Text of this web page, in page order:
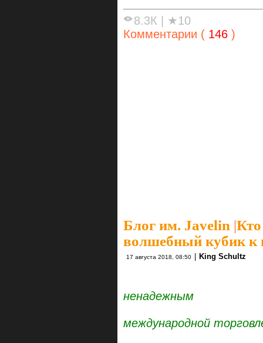
8.3К
★10
Комментарии ( 146 )
Блог им. Javelin |
волшебный кубик к
17 августа 2018, 08:50 King Schultz
ненадежным
международной